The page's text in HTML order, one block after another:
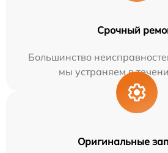
Срочный
Большинство
мы устраняем в
Оригинальные